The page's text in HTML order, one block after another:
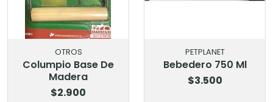
OTROS
Columpio Base De
Madera
$2.900
PETPLANET
Bebedero 750 Ml
$3.500